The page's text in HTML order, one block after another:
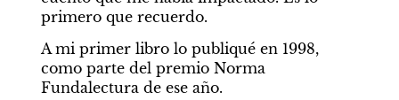
primero que recuerdo.
A mi primer libro lo publiqué en 1998,
como parte del premio Norma
Fundalectura de ese año.